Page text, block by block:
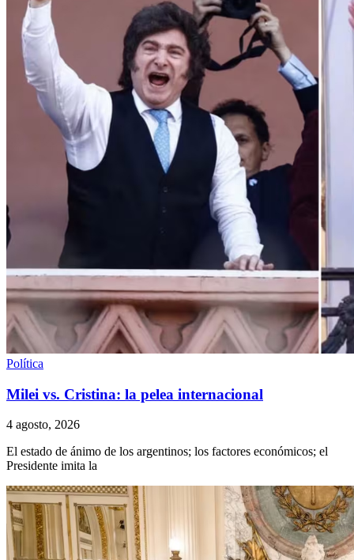
Política
Milei vs. Cristina: la pelea internacional
4 agosto, 2026
El estado de ánimo de los argentinos; los factores económicos; el
Presidente imita la